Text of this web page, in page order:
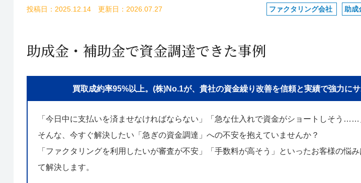
投稿日：2025.12.14 更新日：2026.07.27 ファクタリング会社 助
助成金・補助金で資金調達できた事例
買取成約率95%以上。(株)No.1が、貴社の資金繰り改善を信頼と実績で強力にサ
「今日中に支払いを済ませなければならない」「急な仕入れで資金がショートしそう……
そんな、今すぐ解決したい「急ぎの資金調達」への不安を抱えていませんか？
「ファクタリングを利用したいが審査が不安」「手数料が高そう」といったお客様の悩
て解決します。